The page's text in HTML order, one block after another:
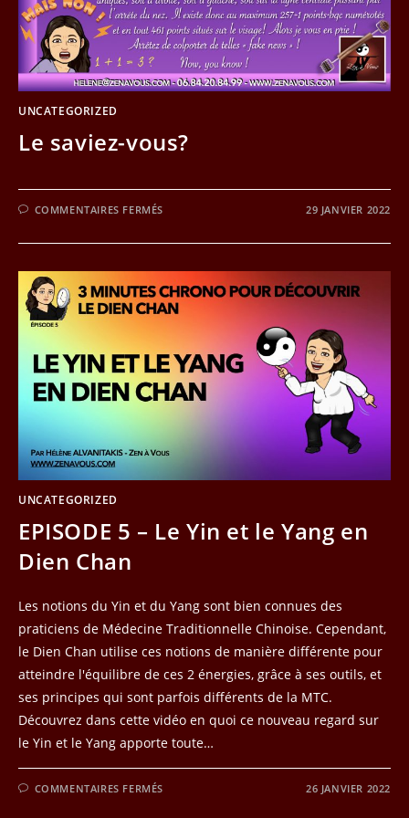
UNCATEGORIZED
Le saviez-vous?
COMMENTAIRES FERMÉS
VOUS?
29 JANVIER 2022
UNCATEGORIZED
EPISODE 5 – Le Yin et le Yang en
Dien Chan
Les notions du Yin et du Yang sont bien connues des
praticiens de Médecine Traditionnelle Chinoise. Cependant,
le Dien Chan utilise ces notions de manière différente pour
atteindre l'équilibre de ces 2 énergies, grâce à ses outils, et
ses principes qui sont parfois différents de la MTC.
Découvrez dans cette vidéo en quoi ce nouveau regard sur
le Yin et le Yang apporte toute…
COMMENTAIRES FERMÉS 26 JANVIER 2022